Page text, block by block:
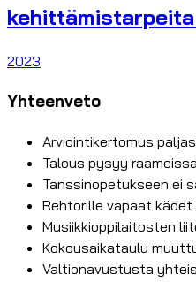
2023
Yhteenveto
Arviointikertomus
Talous pysyy
Tanssinopetukseen ei
Rehtorille vapaat
Musiikkioppilaitosten
Kokousaikataulu
Valtionavustusta